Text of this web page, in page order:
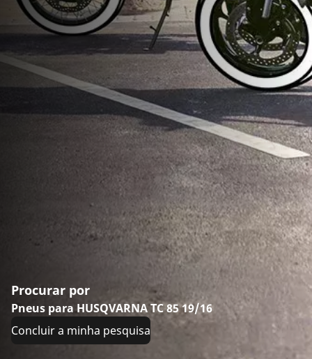
Procurar por
Pneus para HUSQVARNA TC 85 19/16
Concluir a minha pesquisa